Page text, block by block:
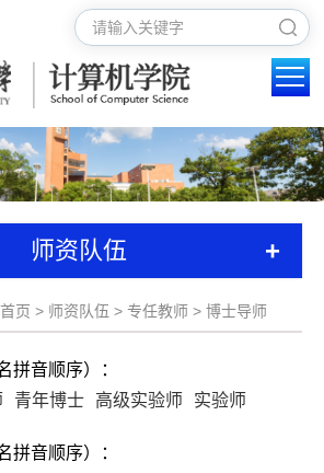
师资队伍 +
首页 > 师资队伍 > 专任教师 > 博士导师
拼音顺序）：
青年博士 高级实验师 实验师
拼音顺序）：